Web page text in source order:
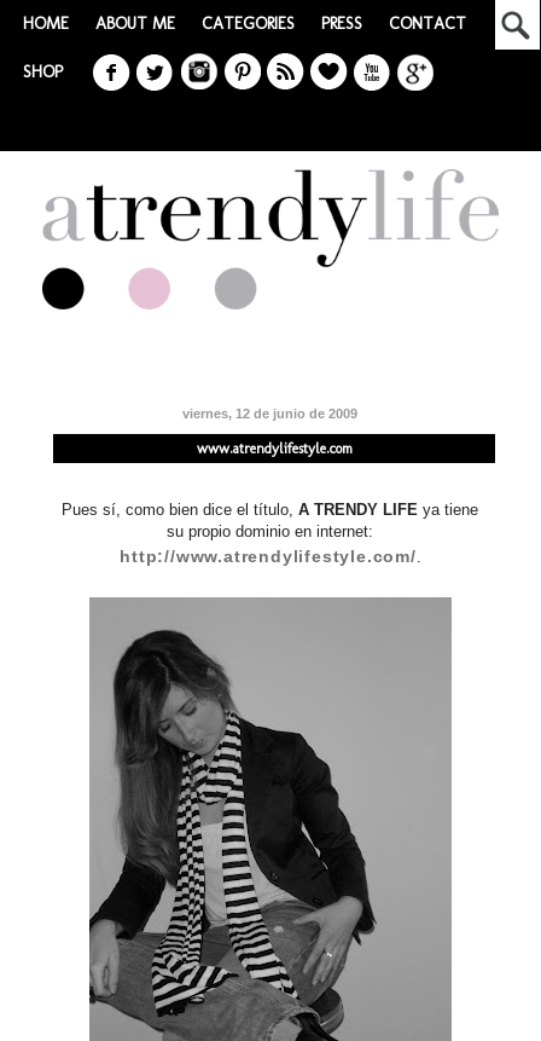
HOME ABOUT ME CATEGORIES PRESS CONTACT
SHOP
viernes, 12 de junio de 2009
www.atrendylifestyle.com
Pues sí, como bien dice el título,A TRENDY LIFE ya tiene
su propio dominio en internet:
http://www.atrendylifestyle.com/.